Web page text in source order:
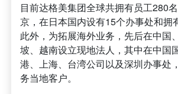
目前达格美集团全球共拥有员工280
京，在日本国内设有15个办事处和拥
此外，为拓展海外业务，先后在中国
坡、越南设立现地法人，其中在中国
港、上海、台湾公司以及深圳办事处
务当地客户。